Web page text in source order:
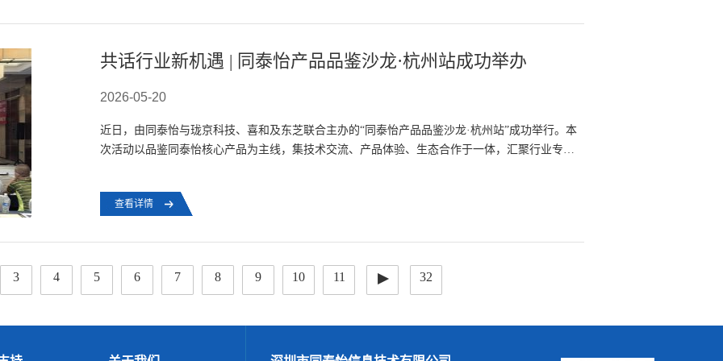
共话行业新机遇 | 同泰怡产品品鉴沙龙·杭州站成功举办
2026-05-20
近日，由同泰怡与珑京科技、喜和及东芝联合主办的“同泰怡产品品鉴沙龙·杭州站”成功举行。本
次活动以品鉴同泰怡核心产品为主线，集技术交流、产品体验、生态合作于一体，汇聚行业专
查看详情
3 4 5 6 7 8 9 10 11 ▸ 32